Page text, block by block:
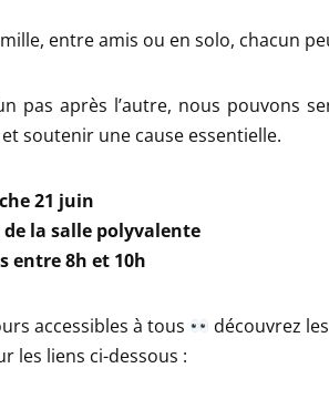
entre amis ou en solo, chacun
pas après l’autre, nous pouvons
et soutenir une cause essentielle.
21 juin
la salle polyvalente
entre 8h et 10h
accessibles à tous
découvrez
les liens ci-dessous :